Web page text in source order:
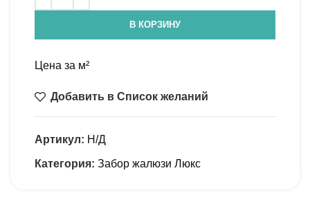
В КОРЗИНУ
Цена за м²
Добавить в Список желаний
Артикул: Н/Д
Категория: Забор жалюзи Люкс